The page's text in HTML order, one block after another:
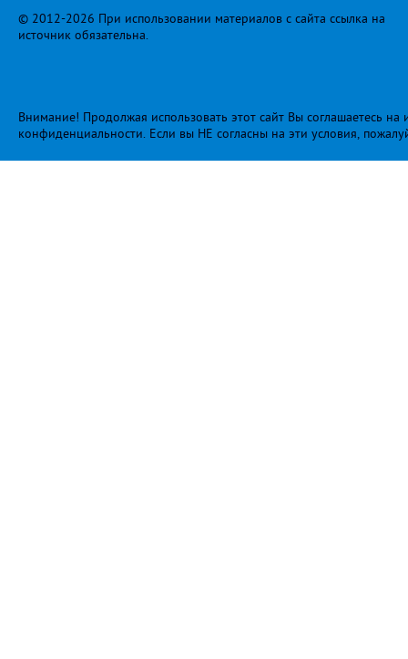
© 2012-2026 При использовании материалов с сайта ссылка на
источник обязательна.
Внимание! Продолжая использовать этот сайт Вы соглашаетесь
конфиденциальности. Если вы НЕ согласны на эти условия,